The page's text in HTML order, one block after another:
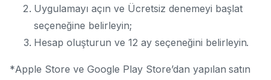
Uygulamayı açın ve Ücretsiz denemeyi başlat
seçeneğine belirleyin;
Hesap oluşturun ve 12 ay seçeneğini belirleyin.
*Apple Store ve Google Play Store’dan yapılan satın